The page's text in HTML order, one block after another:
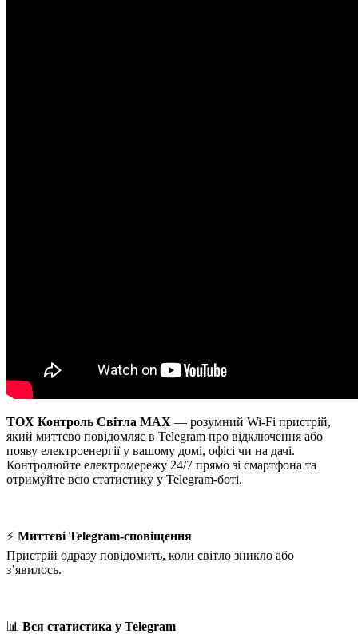
TOX Контроль Світла MAX — розумний Wi-Fi пристрій,
який миттєво повідомляє в Telegram про відключення або
появу електроенергії у вашому домі, офісі чи на дачі.
Контролюйте електромережу 24/7 прямо зі смартфона та
отримуйте всю статистику у Telegram-боті.
⚡️ Миттєві Telegram-сповіщення
Пристрій одразу повідомить, коли світло зникло або
з’явилось.
📊 Вся статистика у Telegram